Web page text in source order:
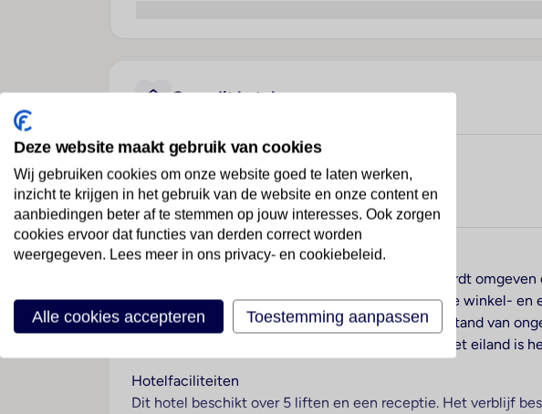
Over dit hotel
SOL Milanos Pingüinos
Spanje· Menorca· Son Bou
Ligging
Dit hotel bevindt zich direct aan het strand en wordt
het vakantiegebied Playa de Son Bou met zijn vele winkel-
dichtstbijzijnde grotere stad Alayor ligt op een afstand van
ongeveer 50 m afstand. Naar de luchthaven van het eiland is
Hotelfaciliteiten
Dit hotel beschikt over 5 liften en een receptie. Het verblijf
Deze website maakt gebruik van cookies
Wij gebruiken cookies om onze website goed te laten werken,
inzicht te krijgen in het gebruik van de website en onze content en
aanbiedingen beter af te stemmen op jouw interesses. Ook zorgen
cookies ervoor dat functies van derden correct worden
weergegeven. Lees meer in ons privacy- en cookiebeleid.
Alle cookies accepteren Toestemming aanpassen